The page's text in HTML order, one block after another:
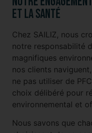
et la santé
Chez SAILIZ, nous
notre responsabilité
magnifiques
nos clients
ne pas utiliser de PFC
choix délibéré pour
environnemental et
Nous savons que